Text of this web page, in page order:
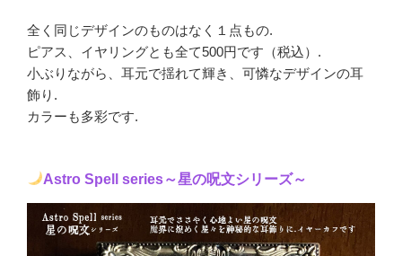
全く同じデザインのものはなく１点もの.
ピアス、イヤリングとも全て500円です（税込）.
小ぶりながら、耳元で揺れて輝き、可憐なデザインの耳
飾り.
カラーも多彩です.
Astro Spell series～星の呪文シリーズ～